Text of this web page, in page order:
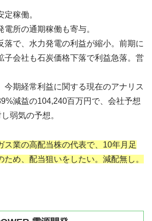
定稼働。
電所の通期稼働も寄与。
落で、水力発電の利益が縮小。前期に
子会社も石炭価格下落で利益急落。営
今期経常利益に関する現在のアナリス
減益の104,240百万円で、会社予想
弱気の予想。
ス業の高配当株の代表で、10年月足
ため、配当狙いをしたい。減配無し。